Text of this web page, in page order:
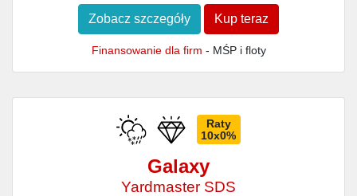
Zobacz szczegóły Kup teraz
Finansowanie dla firm - MŚP i floty
Raty
10x0%
Galaxy
Yardmaster SDS